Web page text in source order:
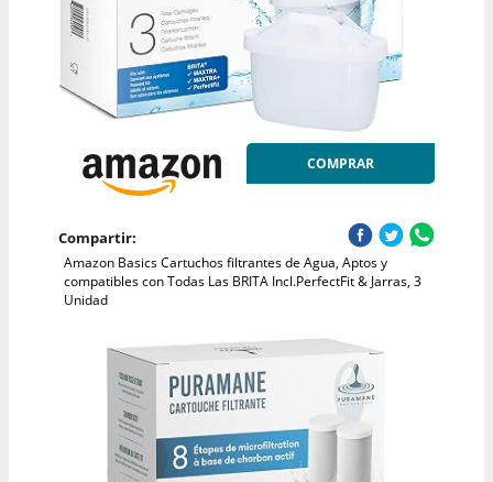
COMPRAR
Compartir:
Amazon Basics Cartuchos filtrantes de Agua, Aptos y
compatibles con Todas Las BRITA Incl.PerfectFit & Jarras, 3
Unidad